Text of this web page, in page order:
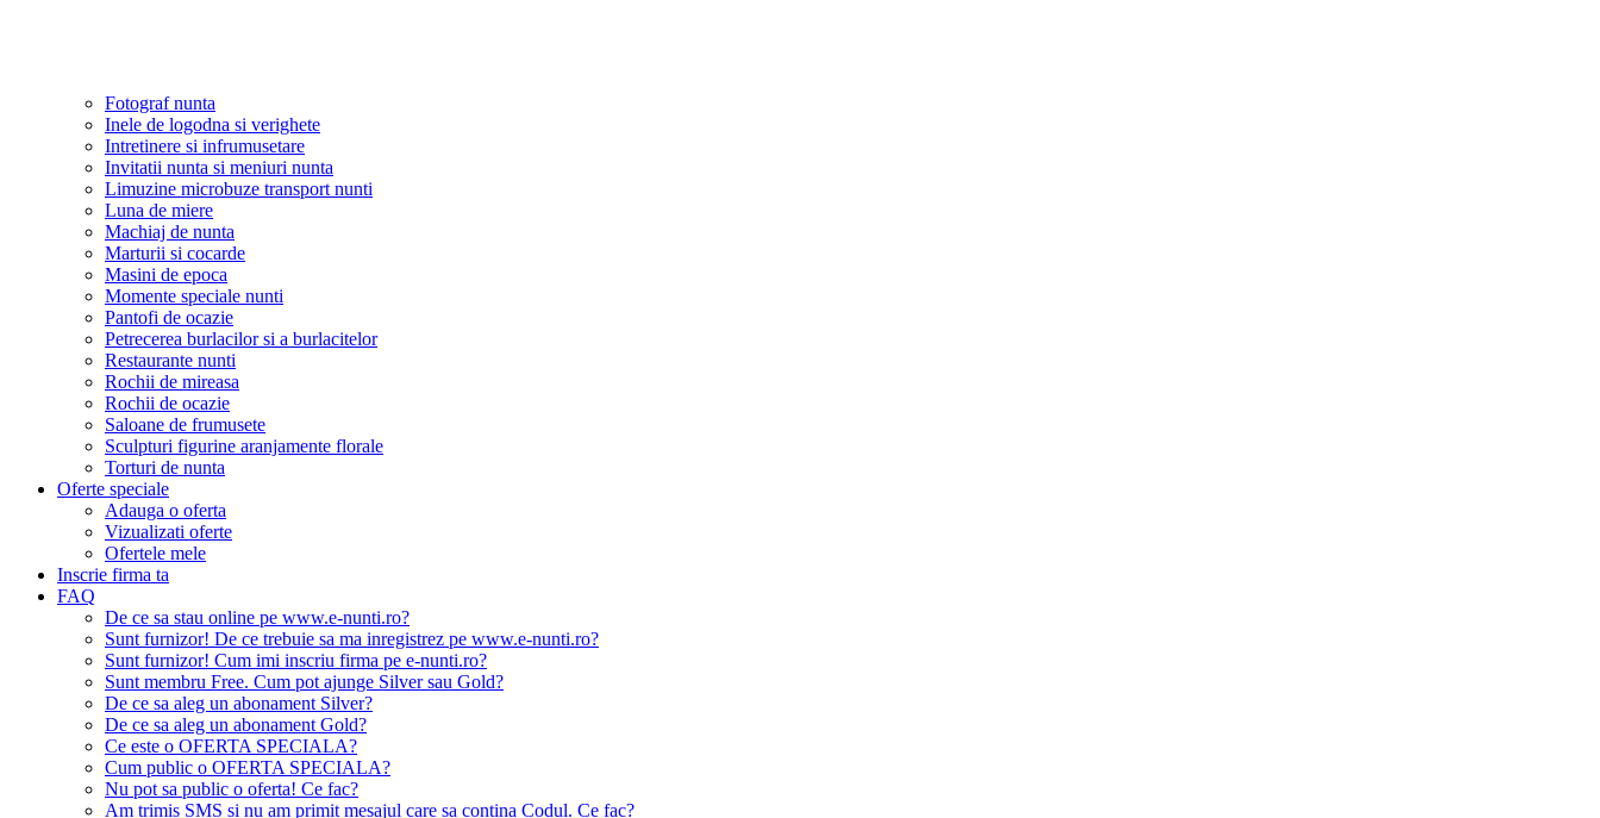
Fotograf nunta
Inele de logodna si verighete
Intretinere si infrumusetare
Invitatii nunta si meniuri nunta
Limuzine microbuze transport nunti
Luna de miere
Machiaj de nunta
Marturii si cocarde
Masini de epoca
Momente speciale nunti
Pantofi de ocazie
Petrecerea burlacilor si a burlacitelor
Restaurante nunti
Rochii de mireasa
Rochii de ocazie
Saloane de frumusete
Sculpturi figurine aranjamente florale
Torturi de nunta
Oferte speciale
Adauga o oferta
Vizualizati oferte
Ofertele mele
Inscrie firma ta
FAQ
De ce sa stau online pe www.e-nunti.ro?
Sunt furnizor! De ce trebuie sa ma inregistrez pe www.e-nunti.ro?
Sunt furnizor! Cum imi inscriu firma pe e-nunti.ro?
Sunt membru Free. Cum pot ajunge Silver sau Gold?
De ce sa aleg un abonament Silver?
De ce sa aleg un abonament Gold?
Ce este o OFERTA SPECIALA?
Cum public o OFERTA SPECIALA?
Nu pot sa public o oferta! Ce fac?
Am trimis SMS si nu am primit mesajul care sa contina Codul. Ce fac?